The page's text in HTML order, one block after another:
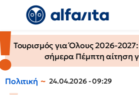
Τουρισμός για Όλους 2026-
σήμερα Πέμπτη αίτηση
Πολιτική 24.04.2026 - 09:29